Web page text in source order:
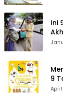
Ini
9
April